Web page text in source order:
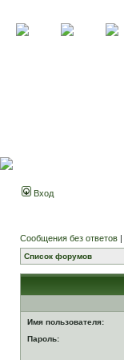
Вход
Сообщения без ответов |
Список форумов
Имя пользователя:
Пароль: